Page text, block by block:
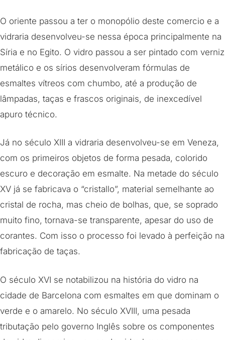
O oriente passou a ter o monopólio deste comercio e a
vidraria desenvolveu-se nessa época principalmente na
Síria e no Egito. O vidro passou a ser pintado com verniz
metálico e os sírios desenvolveram fórmulas de
esmaltes vítreos com chumbo, até a produção de
lâmpadas, taças e frascos originais, de inexcedível
apuro técnico.
Já no século XIII a vidraria desenvolveu-se em Veneza,
com os primeiros objetos de forma pesada, colorido
escuro e decoração em esmalte. Na metade do século
XV já se fabricava o “cristallo”, material semelhante ao
cristal de rocha, mas cheio de bolhas, que, se soprado
muito fino, tornava-se transparente, apesar do uso de
corantes. Com isso o processo foi levado à perfeição na
fabricação de taças.
O século XVI se notabilizou na história do vidro na
cidade de Barcelona com esmaltes em que dominam o
verde e o amarelo. No século XVIII, uma pesada
tributação pelo governo Inglês sobre os componentes